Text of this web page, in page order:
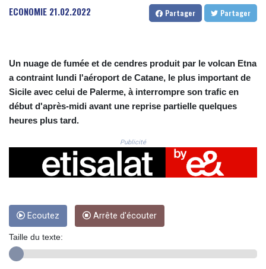
CRC 523.993489
CUC 1.156136
DJF 205.267449
DKK 7.477932
DOP 67.289164
DZD 152.967099
ETB 186.049588
FJD 2.553384
FKP 0.8566
GGP 0.8566
GHS 13.526832
GMD 84.980421
ECONOMIE 21.02.2022 Partager Partager
Un nuage de fumée et de cendres produit par le volcan Etna
a contraint lundi l'aéroport de Catane, le plus important de
Sicile avec celui de Palerme, à interrompre son trafic en
début d'après-midi avant une reprise partielle quelques
heures plus tard.
Publicité
Ecoutez Arrête d'écouter
Taille du texte: